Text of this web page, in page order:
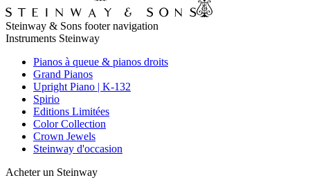
Steinway & Sons footer navigation
Instruments Steinway
Pianos à queue & pianos droits
Grand Pianos
Upright Piano | K-132
Spirio
Editions Limitées
Color Collection
Crown Jewels
Steinway d'occasion
Acheter un Steinway